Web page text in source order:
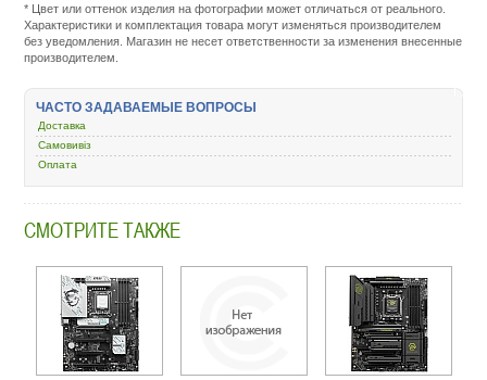
kompyuternye-
komplektuyuschie/6474-
materinskaya-
pro-
h610m-
* Цвет или оттенок изделия на фотографии может отличаться от реального.
Характеристики и комплектация товара могут изменяться производителем
без уведомления. Магазин не несет ответственности за изменения внесенные
производителем.
ЧАСТО ЗАДАВАЕМЫЕ ВОПРОСЫ
Доставка
Самовивіз
Оплата
СМОТРИТЕ ТАКЖЕ